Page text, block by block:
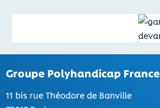
Groupe Polyhandicap France
11 bis rue Théodore de Banville